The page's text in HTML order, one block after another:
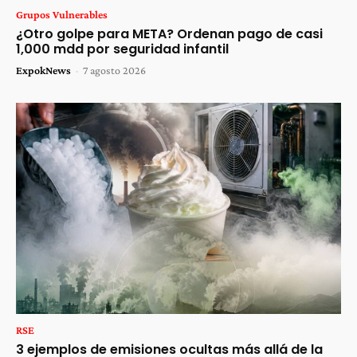
Grupos Vulnerables
¿Otro golpe para META? Ordenan pago de casi
1,000 mdd por seguridad infantil
ExpokNews - 7 agosto 2026
RSE
3 ejemplos de emisiones ocultas más allá de la